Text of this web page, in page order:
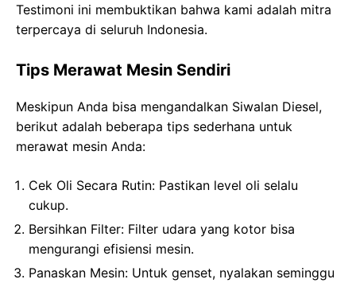
Testimoni ini membuktikan bahwa kami adalah mitra
terpercaya di seluruh Indonesia.
Tips Merawat Mesin Sendiri
Meskipun Anda bisa mengandalkan Siwalan Diesel,
berikut adalah beberapa tips sederhana untuk
merawat mesin Anda:
Cek Oli Secara Rutin: Pastikan level oli selalu
cukup.
Bersihkan Filter: Filter udara yang kotor bisa
mengurangi efisiensi mesin.
Panaskan Mesin: Untuk genset, nyalakan seminggu